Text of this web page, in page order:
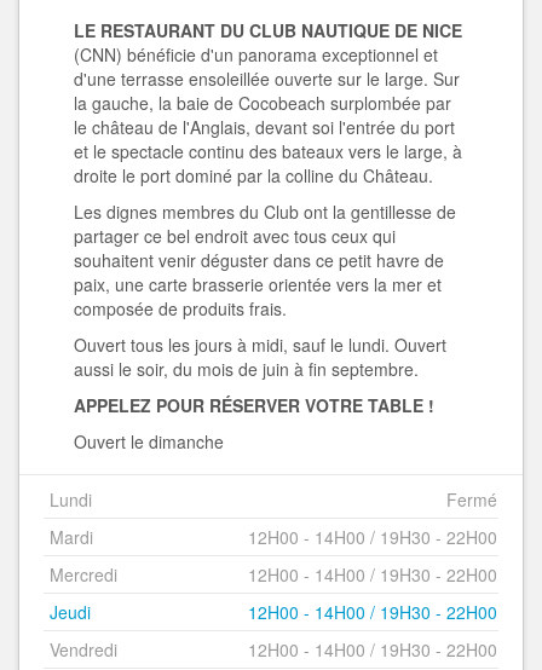
LE RESTAURANT DU CLUB NAUTIQUE DE NICE
(CNN) bénéficie d'un panorama exceptionnel et
d'une terrasse ensoleillée ouverte sur le large. Sur
la gauche, la baie de Cocobeach surplombée par
le château de l'Anglais, devant soi l'entrée du port
et le spectacle continu des bateaux vers le large, à
droite le port dominé par la colline du Château.
Les dignes membres du Club ont la gentillesse de
partager ce bel endroit avec tous ceux qui
souhaitent venir déguster dans ce petit havre de
paix, une carte brasserie orientée vers la mer et
composée de produits frais.
Ouvert tous les jours à midi, sauf le lundi. Ouvert
aussi le soir, du mois de juin à fin septembre.
APPELEZ POUR RÉSERVER VOTRE TABLE !
Ouvert le dimanche
Lundi
Fermé
Mardi
12H00 - 14H00 / 19H30 - 22H00
Mercredi
12H00 - 14H00 / 19H30 - 22H00
Jeudi
12H00 - 14H00 / 19H30 - 22H00
Vendredi
12H00 - 14H00 / 19H30 - 22H00